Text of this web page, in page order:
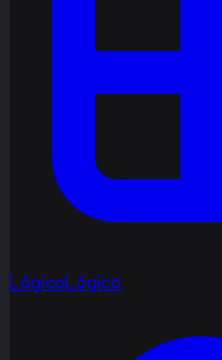
LógicaLógica